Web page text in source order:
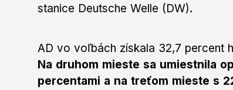
stanice Deutsche Welle (DW).
AD vo voľbách získala 32,7 percent
Na druhom mieste sa umiestnila
percentami a na treťom mieste s